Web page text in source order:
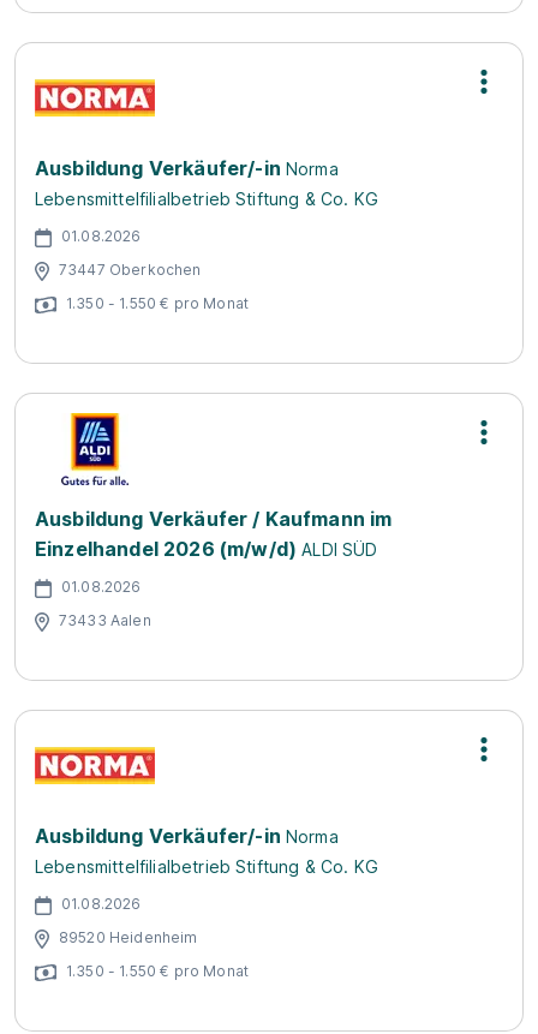
Ausbildung Verkäufer/-in Norma
Lebensmittelfilialbetrieb Stiftung & Co. KG
01.08.2026
73447 Oberkochen
1.350 - 1.550 € pro Monat
Ausbildung Verkäufer / Kaufmann im
Einzelhandel 2026 (m/w/d) ALDI SÜD
01.08.2026
73433 Aalen
Ausbildung Verkäufer/-in Norma
Lebensmittelfilialbetrieb Stiftung & Co. KG
01.08.2026
89520 Heidenheim
1.350 - 1.550 € pro Monat